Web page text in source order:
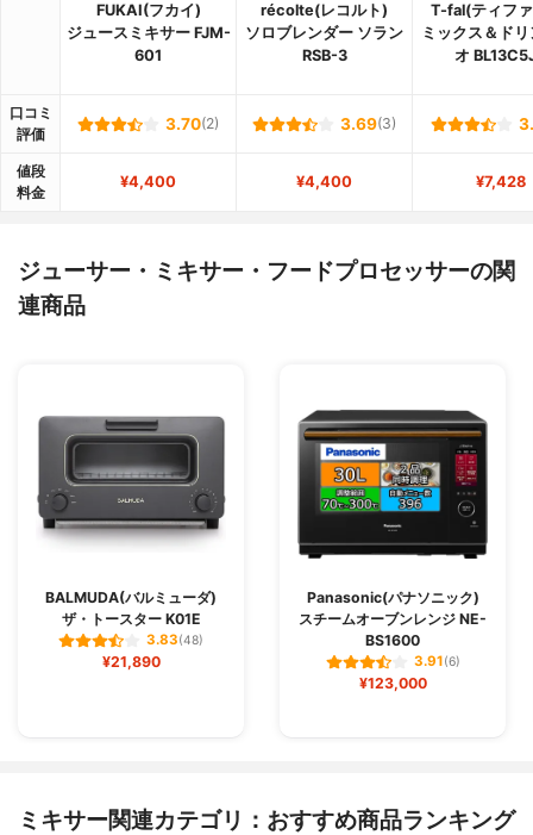
FUKAI(フカイ)
ジュースミキサー FJM-
601
récolte(レコルト)
ソロブレンダー ソラン
RSB-3
T-fal(ティフ
ミックス＆ド
オ
口コミ
評価
3.70(2) 3.69(3)
値段
料金
¥4,400 ¥4,400 ¥7,428
ジューサー・ミキサー・フードプロセッサーの関
連商品
BALMUDA(バルミューダ)
ザ・トースター K01E
3.83(48)
¥21,890
Panasonic(パナソニック)
スチームオーブンレンジ NE-
BS1600
3.91(6)
¥123,000
ミキサー関連カテゴリ：おすすめ商品ランキング